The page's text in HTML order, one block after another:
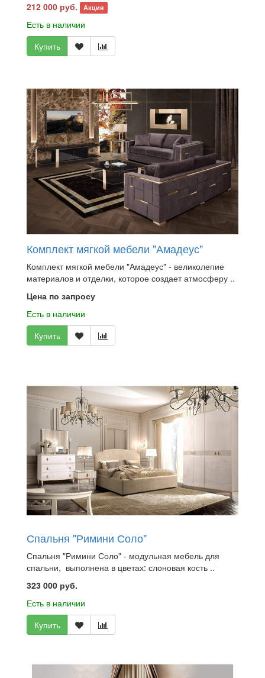
212 000 руб.
Акция
Есть в наличии
Купить
Комплект мягкой мебели "Амадеус"
Комплект мягкой мебели "Амадеус" - великолепие
материалов и отделки, которое создает атмосферу ..
Цена по запросу
Есть в наличии
Купить
Спальня "Римини Соло"
Спальня "Римини Соло" - модульная мебель для
спальни, выполнена в цветах: слоновая кость ..
323 000 руб.
Есть в наличии
Купить